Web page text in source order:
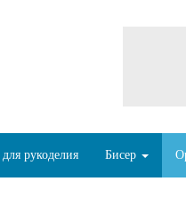
рукоделия Бисер